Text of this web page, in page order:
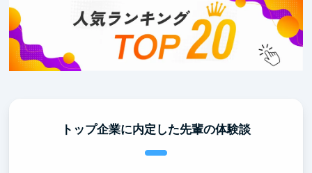
トップ企業に内定した先輩の体験談